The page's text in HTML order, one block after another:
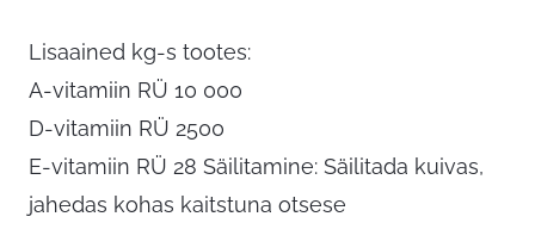
Lisaained kg-s tootes:
A-vitamiin RÜ 10 000
D-vitamiin RÜ 2500
E-vitamiin RÜ 28 Säilitamine: Säilitada kuivas,
jahedas kohas kaitstuna otsese